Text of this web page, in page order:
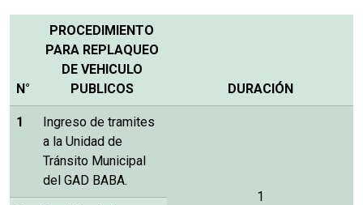
N°
PROCEDIMIENTO
PARA REPLAQUEO
DE VEHICULO
PUBLICOS
DURACIÓN
1
Ingreso de tramites
a la Unidad de
Tránsito Municipal
del GAD BABA.
1